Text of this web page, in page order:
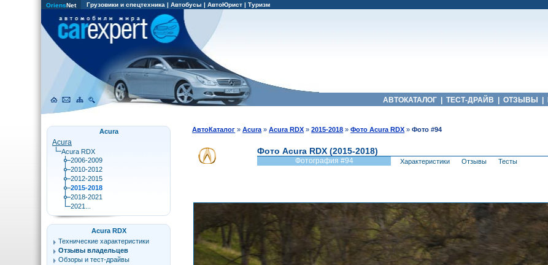
OriensNet Грузовики и спецтехника | Автобусы | АвтоЮрист | Туризм
АВТОКАТАЛОГ ТЕСТ-ДРАЙВ ОТЗЫВЫ
АвтоКаталог »Acura »Acura RDX »2015-2018 »Фото Acura RDX »Фото #94
Фото Acura RDX (2015-2018)
Фотография #94 Характеристики Отзывы Тесты
Acura
Acura
Acura RDX
2006-2009
2010-2012
2012-2015
2015-2018
2018-2021
2021...
Acura RDX
Технические характеристики
Отзывы владельцев
Обзоры и тест-драйвы